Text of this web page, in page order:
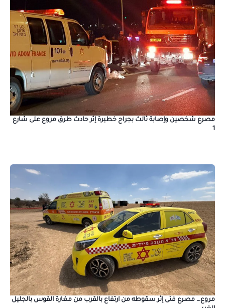
مصرع شخصين وإصابة ثالث بجراح خطيرة إثر حادث طرق مروع على شارع
1
مروع… مصرع فتى إثر سقوطه من ارتفاع بالقرب من مغارة القوس بالجليل